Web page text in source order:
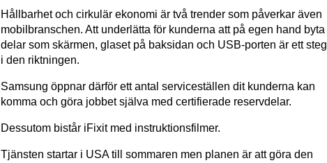
Hållbarhet och cirkulär ekonomi är två trender som påverkar även
mobilbranschen. Att underlätta för kunderna att på egen hand byta
delar som skärmen, glaset på baksidan och USB-porten är ett steg
i den riktningen.
Samsung öppnar därför ett antal serviceställen dit kunderna kan
komma och göra jobbet själva med certifierade reservdelar.
Dessutom bistår iFixit med instruktionsfilmer.
Tjänsten startar i USA till sommaren men planen är att göra den